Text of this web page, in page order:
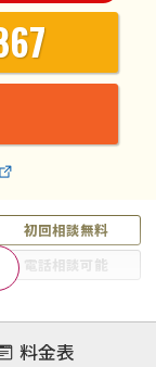
初回相談無料
電話相談可能
料金表